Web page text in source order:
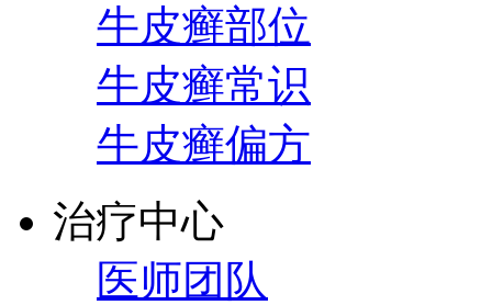
牛皮癣部位
牛皮癣常识
牛皮癣偏方
治疗中心
医师团队